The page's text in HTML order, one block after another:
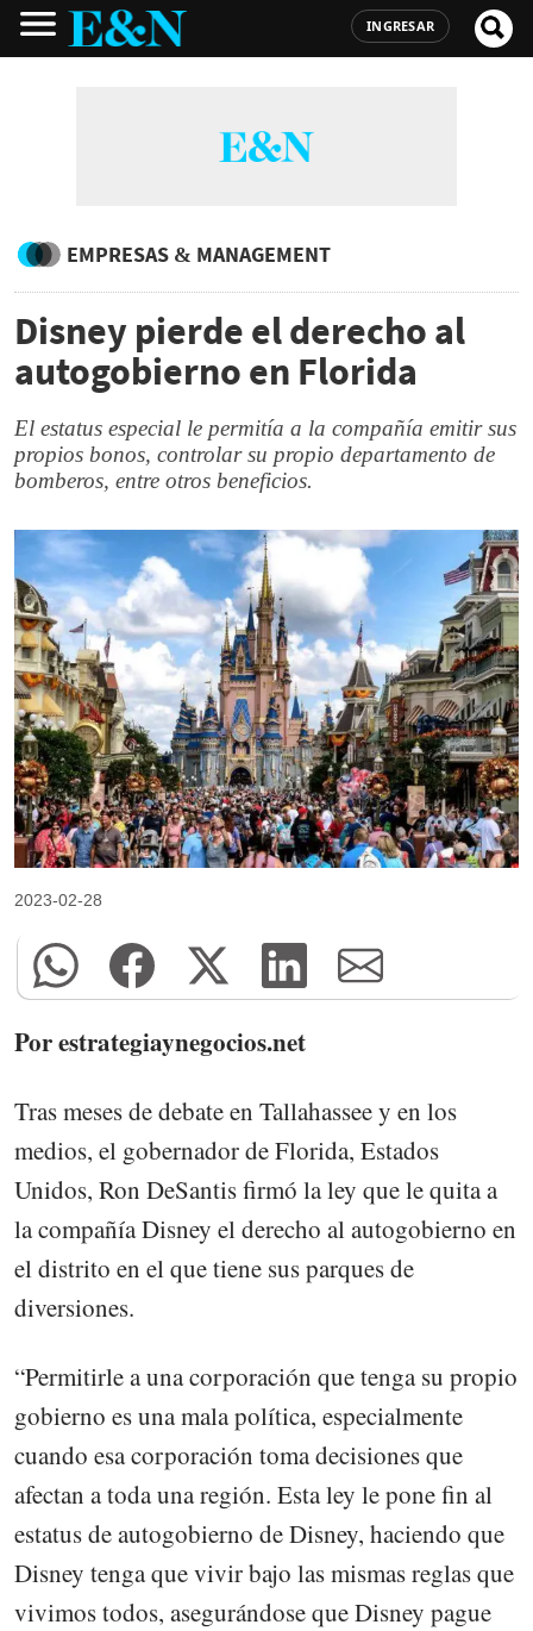
INGRESAR
EMPRESAS & MANAGEMENT
Disney pierde el derecho al
autogobierno en Florida
El estatus especial le permitía a la compañía emitir sus
propios bonos, controlar su propio departamento de
bomberos, entre otros beneficios.
2023-02-28
Por estrategiaynegocios.net
Tras meses de debate en Tallahassee y en los
medios, el gobernador de Florida, Estados
Unidos, Ron DeSantis firmó la ley que le quita a
la compañía Disney el derecho al autogobierno en
el distrito en el que tiene sus parques de
diversiones.
“Permitirle a una corporación que tenga su propio
gobierno es una mala política, especialmente
cuando esa corporación toma decisiones que
afectan a toda una región. Esta ley le pone fin al
estatus de autogobierno de Disney, haciendo que
Disney tenga que vivir bajo las mismas reglas que
vivimos todos, asegurándose que Disney pague